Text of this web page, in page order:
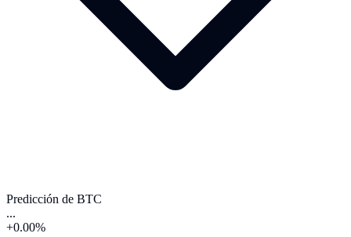
Predicción de BTC
...
+0.00%